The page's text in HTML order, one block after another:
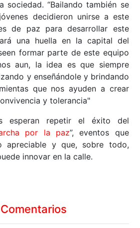
“Bailando también se
decidieron unirse a este
de paz para desarrollar este
una huella en la capital del
formar parte de este equipo
aun, la idea es que siempre
y enseñándole y brindando
que nos ayuden a crear
y tolerancia"
esperan repetir el éxito del
por la paz”, eventos que
apreciable y que, sobre todo,
innovar en la calle.